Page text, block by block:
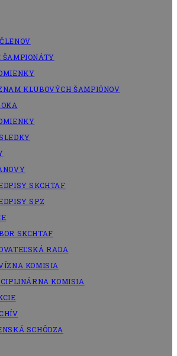
ŠAMPIONÁTY
KLUBOVÝCH ŠAMPIÓNOV
SKCHTAF
SPZ
SKCHTAF
RADA
KOMISIA
KOMISIA
SCHÔDZA